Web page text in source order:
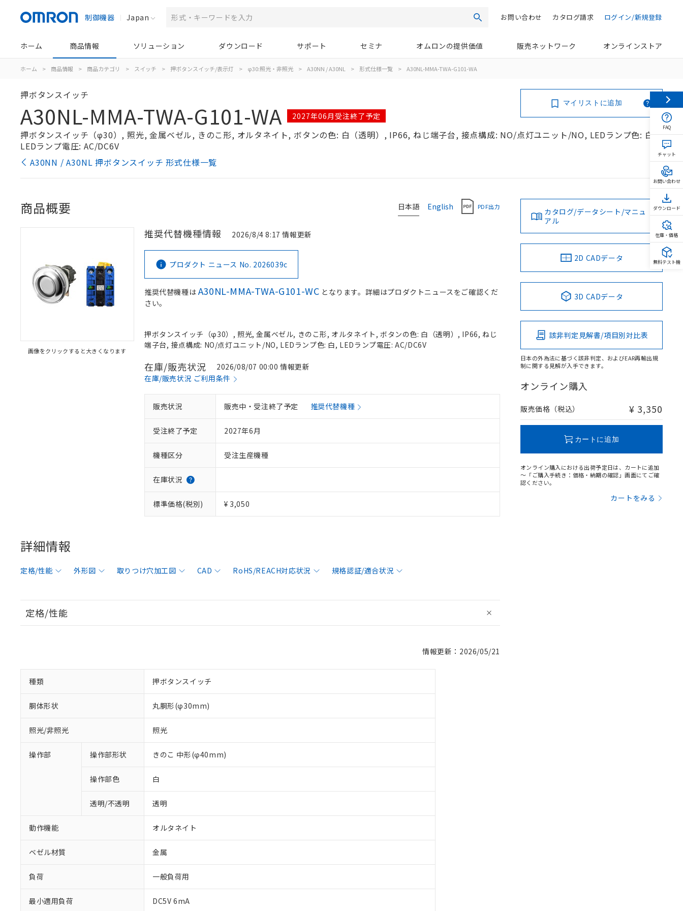
制御機器 Japan 検索 ログイン/新規登録
カタログ請求
お問い合わせ
ホーム 商品情報 ソリューション ダウンロード サポート セミナ オムロンの提供価値 販売ネットワーク オンラインストア
ホーム > 商品情報 > 商品カテゴリ > スイッチ > 押ボタンスイッチ/表示灯 > φ30:照光・非照光 > A30NN / A30NL > 形式仕様一覧 > A30NL-MMA-TWA-G101-WA
押ボタンスイッチ
A30NL-MMA-TWA-G101-WA 2027年06月受注終了予定
押ボタンスイッチ（φ30）, 照光, 金属ベゼル, きのこ形, オルタネイト, ボタンの色: 白（透明）, IP66, ねじ端子台, 接点構成: NO/点灯ユニット/NO, LEDランプ色: 白,
LEDランプ電圧: AC/DC6V
A30NN / A30NL 押ボタンスイッチ 形式仕様一覧
マイリストに追加
日本語 English PDF出力
商品概要
画像をクリックすると大きくなります
推奨代替機種情報 2026/8/4 8:17 情報更新
プロダクト ニュース No. 2026039c
推奨代替機種はA30NL-MMA-TWA-G101-WC となります。詳細はプロダクトニュースをご確認くだ
さい。
押ボタンスイッチ（φ30）, 照光, 金属ベゼル, きのこ形, オルタネイト, ボタンの色: 白（透明）, IP66, ねじ
端子台, 接点構成: NO/点灯ユニット/NO, LEDランプ色: 白, LEDランプ電圧: AC/DC6V
在庫/販売状況
2026/08/07 00:00 情報更新
在庫/販売状況 ご利用条件
販売状況 販売中・受注終了予定 推奨代替機種
受注終了予定 2027年6月
機種区分 受注生産機種
在庫状況
標準価格(税別) ¥ 3,050
詳細情報
定格/性能 外形図 取りつけ穴加工図 CAD RoHS/REACH対応状況 規格認証/適合状況
定格/性能
情報更新：2026/05/21
種類 押ボタンスイッチ
胴体形状 丸胴形(φ30mm)
照光/非照光 照光
操作部 操作部形状 きのこ 中形(φ40mm)
操作部色 白
透明/不透明 透明
動作機能 オルタネイト
ベゼル材質 金属
負荷 一般負荷用
最小適用負荷 DC5V 6mA
カタログ/データシート/マニュ
アル
2D CADデータ
3D CADデータ
該非判定見解書/項目別対比表
日本の外為法に基づく該非判定、およびEAR再輸出規
制に関する見解が入手できます。
オンライン購入
販売価格（税込） ¥ 3,350
カートに追加
オンライン購入における出荷予定日は、カートに追加
～「ご購入手続き：価格・納期の確認」画面にてご確
認ください。
カートをみる
※1 対応状況
FAQ
チャット
お問い合わせ
ダウンロード
在庫・価格
無料テスト機